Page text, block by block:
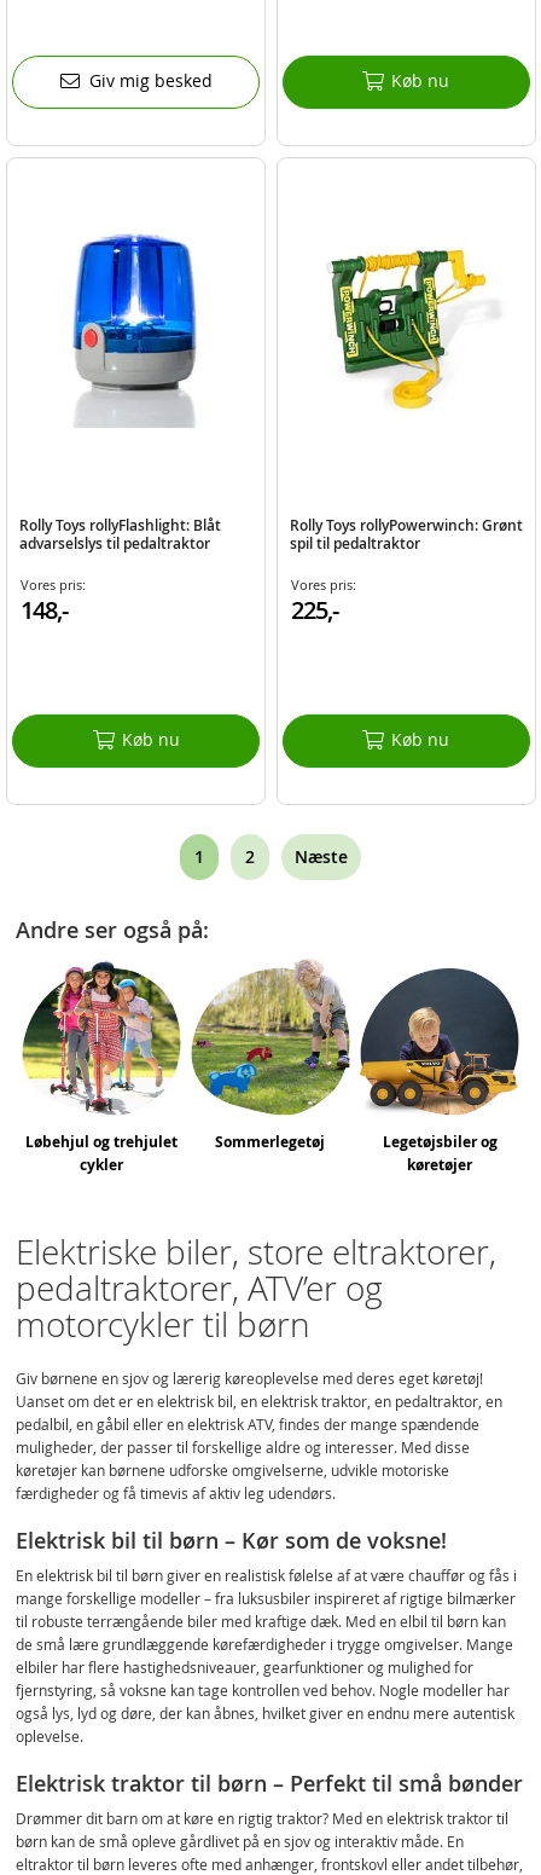
Giv mig besked Køb nu
Rolly Toys rollyFlashlight: Blåt
advarselslys til pedaltraktor
Vores pris:
148,-
Køb nu
Rolly Toys rollyPowerwinch: Grønt
spil til pedaltraktor
Vores pris:
225,-
Køb nu
Page
You're
reading
1 Page
2 Næste
Andre ser også på:
Løbehjul og trehjulet
cykler
Sommerlegetøj
Legetøjsbiler og
køretøjer
Elektriske biler, store eltraktorer,
pedaltraktorer, ATV’er og
motorcykler til børn
Giv børnene en sjov og lærerig køreoplevelse med deres eget køretøj!
Uanset om det er en elektrisk bil, en elektrisk traktor, en pedaltraktor, en
pedalbil, en gåbil eller en elektrisk ATV, findes der mange spændende
muligheder, der passer til forskellige aldre og interesser. Med disse
køretøjer kan børnene udforske omgivelserne, udvikle motoriske
færdigheder og få timevis af aktiv leg udendørs.
Elektrisk bil til børn – Kør som de voksne!
En elektrisk bil til børn giver en realistisk følelse af at være chauffør og fås i
mange forskellige modeller – fra luksusbiler inspireret af rigtige bilmærker
til robuste terrængående biler med kraftige dæk. Med en elbil til børn kan
de små lære grundlæggende kørefærdigheder i trygge omgivelser. Mange
elbiler har flere hastighedsniveauer, gearfunktioner og mulighed for
fjernstyring, så voksne kan tage kontrollen ved behov. Nogle modeller har
også lys, lyd og døre, der kan åbnes, hvilket giver en endnu mere autentisk
oplevelse.
Elektrisk traktor til børn – Perfekt til små bønder
Drømmer dit barn om at køre en rigtig traktor? Med en elektrisk traktor til
børn kan de små opleve gårdlivet på en sjov og interaktiv måde. En
eltraktor til børn leveres ofte med anhænger, frontskovl eller andet tilbehør,